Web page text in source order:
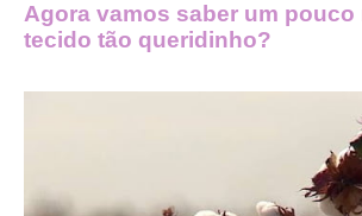
Agora vamos saber um pouco
tecido tão queridinho?